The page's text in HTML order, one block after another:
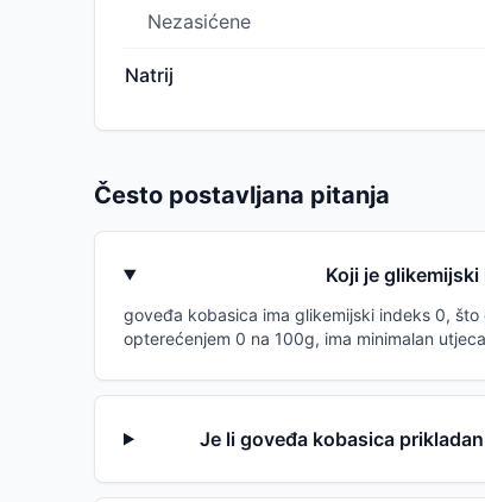
Nezasićene
Natrij
Često postavljana pitanja
Koji je
goveđa kobasica ima glikemijski indeks 0,
opterećenjem 0 na 100g, ima minimalan
Je li goveđa kobasica